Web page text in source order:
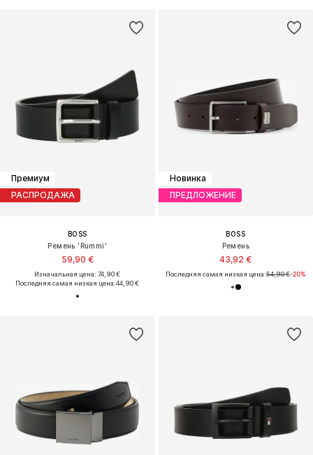
Премиум
РАСПРОДАЖА
BOSS
Ремень 'Rummi'
59,90 €
Изначальная цена: 74,90 €
Последняя самая низкая цена:44,90 €
Новинка
ПРЕДЛОЖЕНИЕ
BOSS
Ремень
43,92 €
Последняя самая низкая цена:54,90 €-20%